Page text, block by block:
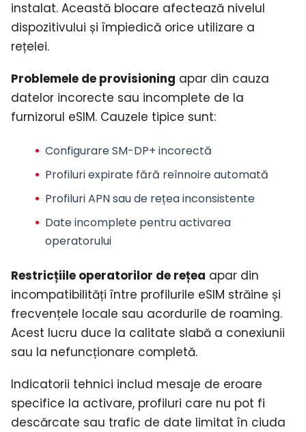
instalat. Această blocare afectează nivelul
dispozitivului și împiedică orice utilizare a
rețelei.
Problemele de provisioning apar din cauza
datelor incorecte sau incomplete de la
furnizorul eSIM. Cauzele tipice sunt:
Configurare SM-DP+ incorectă
Profiluri expirate fără reînnoire automată
Profiluri APN sau de rețea inconsistente
Date incomplete pentru activarea
operatorului
Restricțiile operatorilor de rețea apar din
incompatibilități între profilurile eSIM străine și
frecvențele locale sau acordurile de roaming.
Acest lucru duce la calitate slabă a conexiunii
sau la nefuncționare completă.
Indicatorii tehnici includ mesaje de eroare
specifice la activare, profiluri care nu pot fi
descărcate sau trafic de date limitat în ciuda